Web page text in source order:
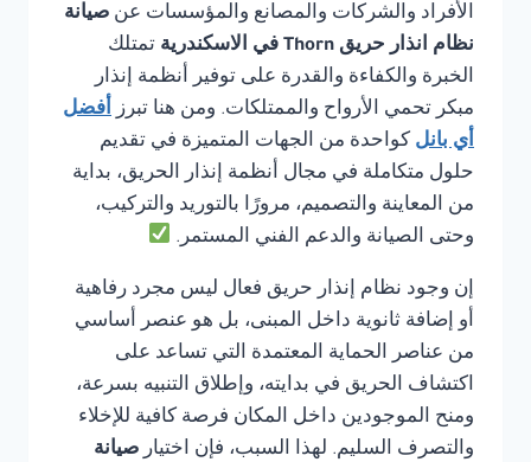
الأفراد والشركات والمصانع والمؤسسات عن صيانة
نظام انذار حريق Thorn في الاسكندرية
تمتلك
الخبرة والكفاءة والقدرة على توفير أنظمة إنذار
مبكر تحمي الأرواح والممتلكات. ومن هنا تبرز أفضل
أي بانل كواحدة من الجهات المتميزة في تقديم
حلول متكاملة في مجال أنظمة إنذار الحريق، بداية
من المعاينة والتصميم، مرورًا بالتوريد والتركيب،
وحتى الصيانة والدعم الفني المستمر.
إن وجود نظام إنذار حريق فعال ليس مجرد رفاهية
أو إضافة ثانوية داخل المبنى، بل هو عنصر أساسي
من عناصر الحماية المعتمدة التي تساعد على
اكتشاف الحريق في بدايته، وإطلاق التنبيه بسرعة،
ومنح الموجودين داخل المكان فرصة كافية للإخلاء
والتصرف السليم. لهذا السبب، فإن اختيار صيانة